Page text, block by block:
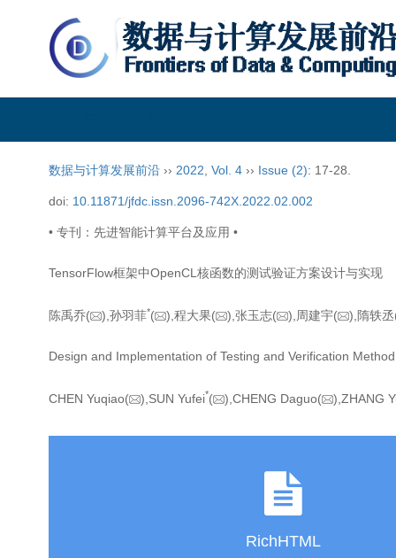
数据与计算发展前沿 ›› 2022 Vol. 4 ›› Issue (2): 17-28.
doi: 10.11871/jfdc.issn.2096-742X.2022.02.002
• 专刊：先进智能计算平台及应用 •
TensorFlow框架中OpenCL核函数的测试验证方案设计与实现
陈禹乔( ),孙羽菲*( ),程大果( ),张玉志( ),周建宇( ),隋轶
Design and Implementation of Testing and Verification
CHEN Yuqiao( ),SUN Yufei*( ),CHENG Daguo( ),ZHANG
RichHTML